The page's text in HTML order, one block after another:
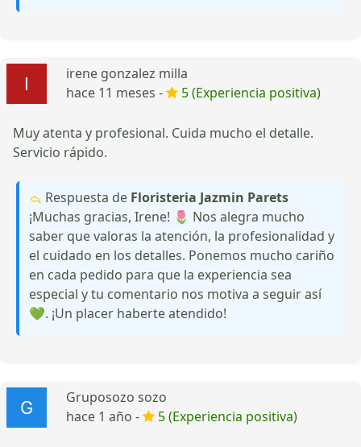
irene gonzalez milla
hace 11 meses -
5 (Experiencia positiva)
Muy atenta y profesional. Cuida mucho el detalle.
Servicio rápido.
Respuesta de Floristeria Jazmin Parets
¡Muchas gracias, Irene! 🌷 Nos alegra mucho
saber que valoras la atención, la profesionalidad y
el cuidado en los detalles. Ponemos mucho cariño
en cada pedido para que la experiencia sea
especial y tu comentario nos motiva a seguir así
💚. ¡Un placer haberte atendido!
Gruposozo sozo
hace 1 año -
5 (Experiencia positiva)